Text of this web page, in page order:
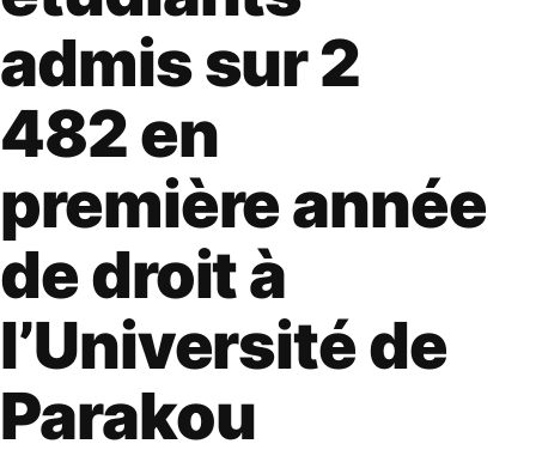
admis sur 2
482 en
première année
de droit à
l’Université de
Parakou